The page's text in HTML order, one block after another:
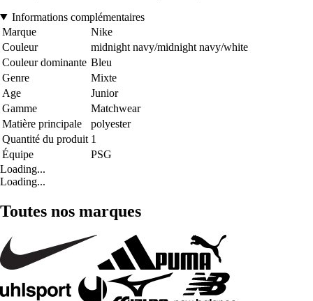
Informations complémentaires
Marque
Nike
Couleur
midnight navy/midnight navy/white
Couleur dominante Bleu
Genre
Mixte
Age
Junior
Gamme
Matchwear
Matière principale
polyester
Quantité du produit 1
Équipe
PSG
Loading...
Loading...
Toutes nos marques